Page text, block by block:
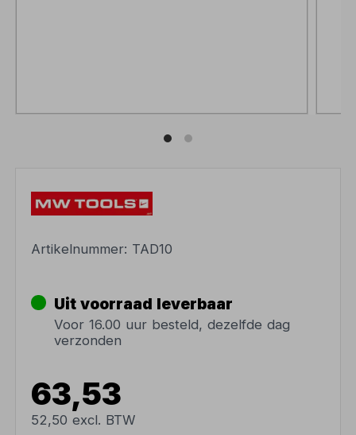
Artikelnummer: TAD10
Uit voorraad leverbaar
Voor 16.00 uur besteld, dezelfde dag
verzonden
63,53
52,50 excl. BTW